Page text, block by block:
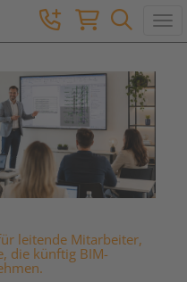
leitende Mitarbeiter,
die künftig BIM-